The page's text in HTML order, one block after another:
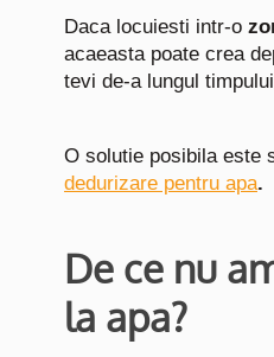
Daca locuiesti intr-o
acaeasta poate crea
tevi de-a lungul
O solutie posibila este
dedurizare pentru apa.
De ce nu
la apa?